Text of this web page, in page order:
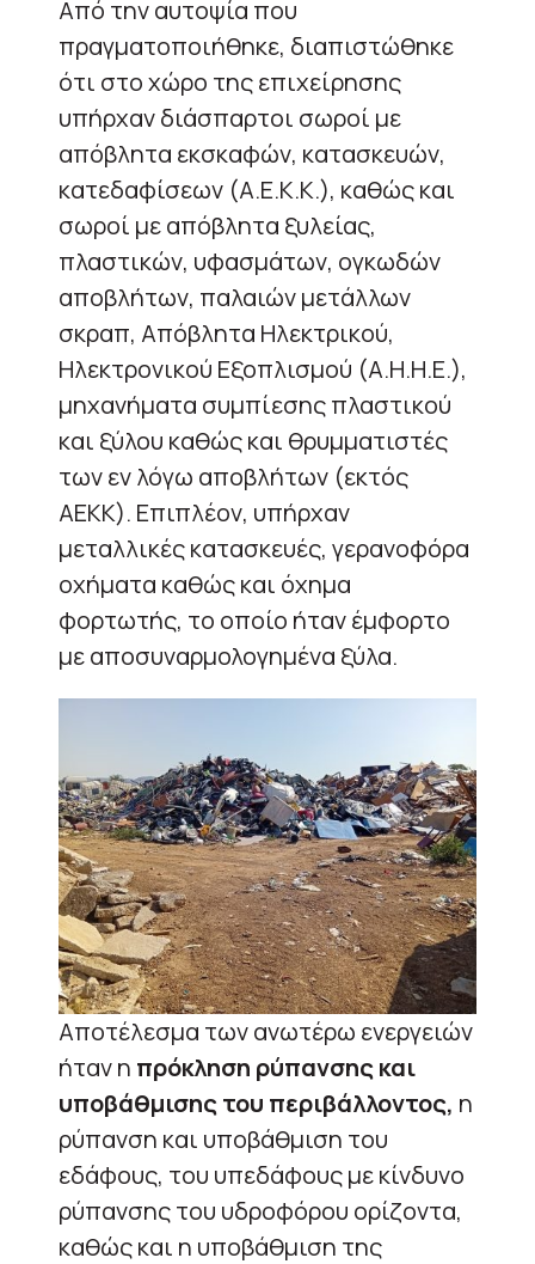
Από την αυτοψία που
πραγματοποιήθηκε, διαπιστώθηκε
ότι στο χώρο της επιχείρησης
υπήρχαν διάσπαρτοι σωροί με
απόβλητα εκσκαφών, κατασκευών,
κατεδαφίσεων (Α.Ε.Κ.Κ.), καθώς και
σωροί με απόβλητα ξυλείας,
πλαστικών, υφασμάτων, ογκωδών
αποβλήτων, παλαιών μετάλλων
σκραπ, Απόβλητα Ηλεκτρικού,
Ηλεκτρονικού Εξοπλισμού (Α.Η.Η.Ε.),
μηχανήματα συμπίεσης πλαστικού
και ξύλου καθώς και θρυμματιστές
των εν λόγω αποβλήτων (εκτός
ΑΕΚΚ). Επιπλέον, υπήρχαν
μεταλλικές κατασκευές, γερανοφόρα
οχήματα καθώς και όχημα
φορτωτής, το οποίο ήταν έμφορτο
με αποσυναρμολογημένα ξύλα.
Αποτέλεσμα των ανωτέρω ενεργειών
ήταν η πρόκληση ρύπανσης και
υποβάθμισης του περιβάλλοντος, η
ρύπανση και υποβάθμιση του
εδάφους, του υπεδάφους με κίνδυνο
ρύπανσης του υδροφόρου ορίζοντα,
καθώς και η υποβάθμιση της